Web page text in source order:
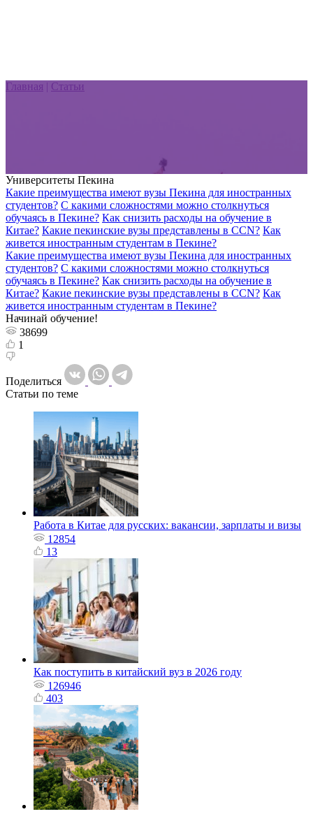
Главная | Статьи
Университеты Пекина
Какие преимущества имеют вузы Пекина для иностранных
студентов? С какими сложностями можно столкнуться
обучаясь в Пекине? Как снизить расходы на обучение в
Китае? Какие пекинские вузы представлены в CCN? Как
живется иностранным студентам в Пекине?
Какие преимущества имеют вузы Пекина для иностранных
студентов? С какими сложностями можно столкнуться
обучаясь в Пекине? Как снизить расходы на обучение в
Китае? Какие пекинские вузы представлены в CCN? Как
живется иностранным студентам в Пекине?
Начинай обучение!
38699
1
Поделиться
Статьи по теме
Работа в Китае для русских: вакансии, зарплаты и визы
12854
13
Как поступить в китайский вуз в 2026 году
126946
403